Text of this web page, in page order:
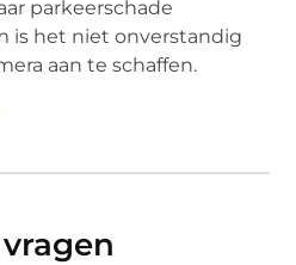
parkeerschade
is het niet onverstandig
aan te schaffen.